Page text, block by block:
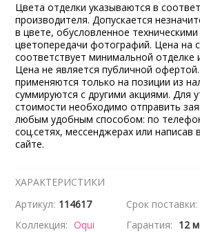
Цвета отделки указываются в
производителя. Допускается
в цвете, обусловленное
цветопередачи фотографий. Цена на
соответствует минимальной отделке
Цена не является публичной
применяются только на позиции из
суммируются с другими акциями. Для
стоимости необходимо отправить
любым удобным способом: по
соц.сетях, мессенджерах или написав
сайте.
ХАРАКТЕРИСТИКИ
Артикул: 114617 Срок поставки:
Коллекция: Oqui Гарантия: 12